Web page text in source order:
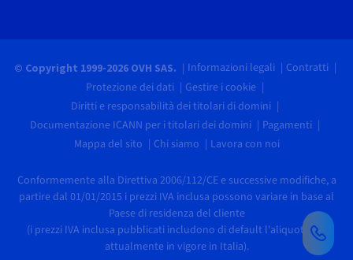
© Copyright 1999-2026 OVH SAS. Informazioni legali
Contratti
Protezione dei dati
Gestire i cookie
Diritti e responsabilità dei titolari di domini
Documentazione ICANN per i titolari dei domini
Pagamenti
Mappa del sito
Chi siamo Lavora con noi
Conformemente alla Direttiva 2006/112/CE e successive modifiche, a
partire dal 01/01/2015 i prezzi IVA inclusa possono variare in base al
Paese di residenza del cliente
(i prezzi IVA inclusa pubblicati includono di default l'aliquota IVA
attualmente in vigore in Italia).